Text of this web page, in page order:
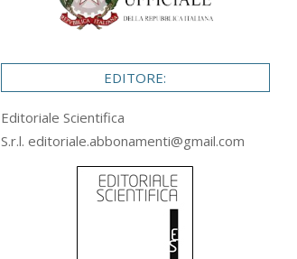
EDITORE:
Editoriale Scientifica
S.r.l. editoriale.abbonamenti@gmail.com